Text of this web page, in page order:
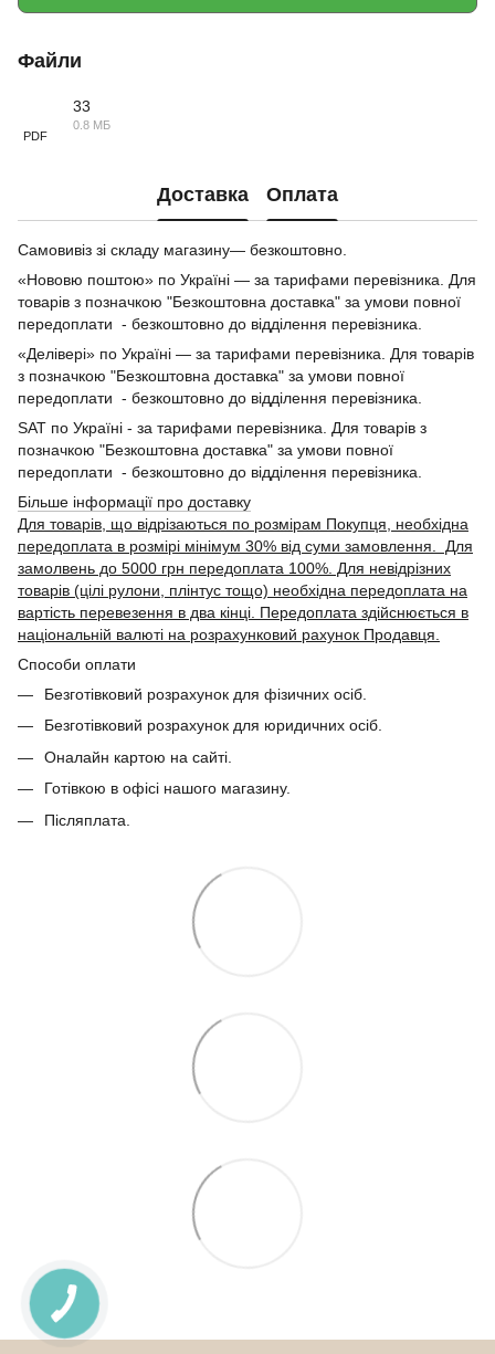
Файли
PDF
33
0.8 МБ
Доставка Оплата
Самовивіз зі складу магазину— безкоштовно.
«Нововю поштою» по Україні — за тарифами перевізника. Для
товарів з позначкою "Безкоштовна доставка" за умови повної
передоплати - безкоштовно до відділення перевізника.
«Делівері» по Україні — за тарифами перевізника. Для товарів
з позначкою "Безкоштовна доставка" за умови повної
передоплати - безкоштовно до відділення перевізника.
SAT по Україні - за тарифами перевізника. Для товарів з
позначкою "Безкоштовна доставка" за умови повної
передоплати - безкоштовно до відділення перевізника.
Більше інформації про доставку
Для товарів, що відрізаються по розмірам Покупця, необхідна
передоплата в розмірі мінімум 30% від суми замовлення. Для
замолвень до 5000 грн передоплата 100%. Для невідрізних
товарів (цілі рулони, плінтус тощо) необхідна передоплата на
вартість перевезення в два кінці. Передоплата здійснюється в
національній валюті на розрахунковий рахунок Продавця.
Способи оплати
Безготівковий розрахунок для фізичних осіб.
Безготівковий розрахунок для юридичних осіб.
Оналайн картою на сайті.
Готівкою в офісі нашого магазину.
Післяплата.